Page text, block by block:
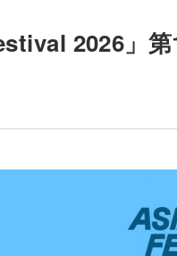
2026」